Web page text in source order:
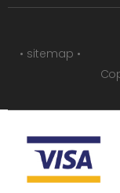
• sitemap •